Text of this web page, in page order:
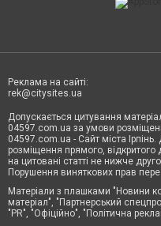
Реклама на сайті:
rek@citysites.ua
Допускається цитування
04597.com.ua за умови
04597.com.ua - Сайт міста
розміщення прямого,
на цитовані статті не нижче
Порушення виняткових прав
Матеріали з плашками "Новини
матеріал", "Партнерський
"PR", "Офіційно", "Політична